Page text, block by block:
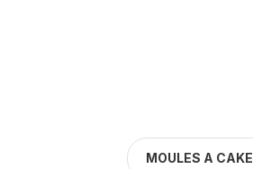
MOULES A CAKE